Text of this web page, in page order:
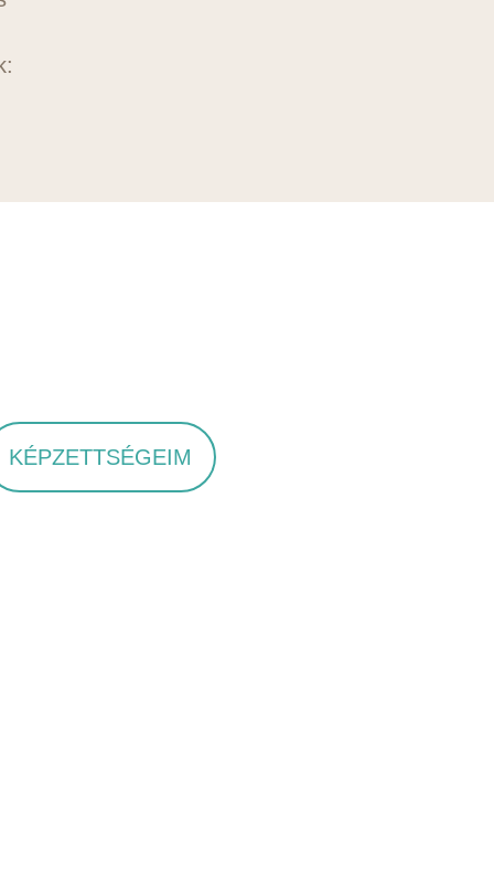
KÉPZETTSÉGEIM